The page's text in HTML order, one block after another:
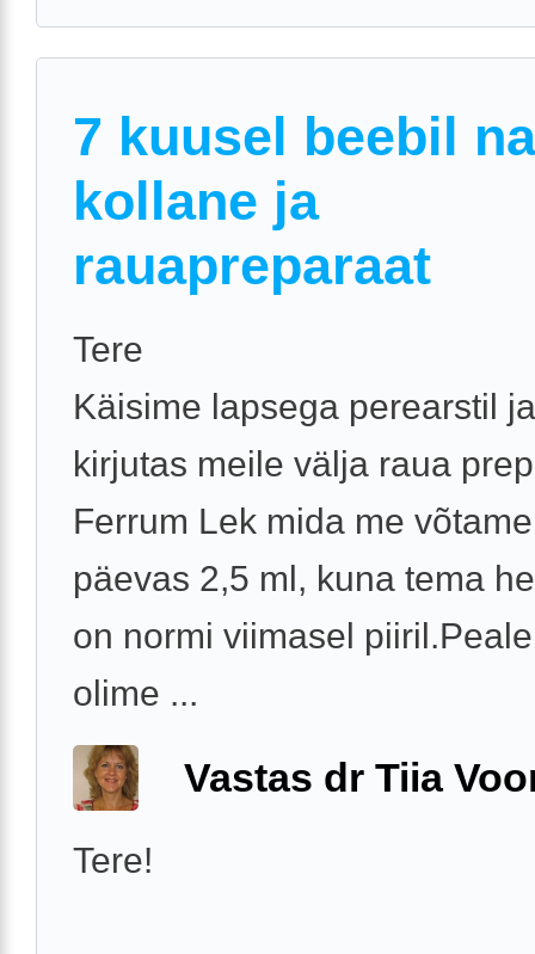
7 kuusel beebil
kollane ja
rauapreparaat
Tere
Käisime lapsega perearstil
kirjutas meile välja raua
Ferrum Lek mida me
päevas 2,5 ml, kuna tema
on normi viimasel
olime ...
Vastas dr Tiia
Tere!